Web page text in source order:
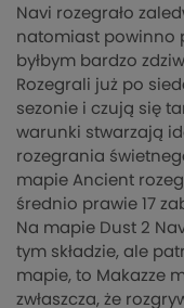
Navi rozegrało
natomiast powinno
byłbym bardzo
Rozegrali już po
sezonie i czują się
warunki stwarzają
rozegrania
mapie Ancient
średnio prawie 17
Na mapie Dust 2
tym składzie, ale
mapie, to Makazze
zwłaszcza, że